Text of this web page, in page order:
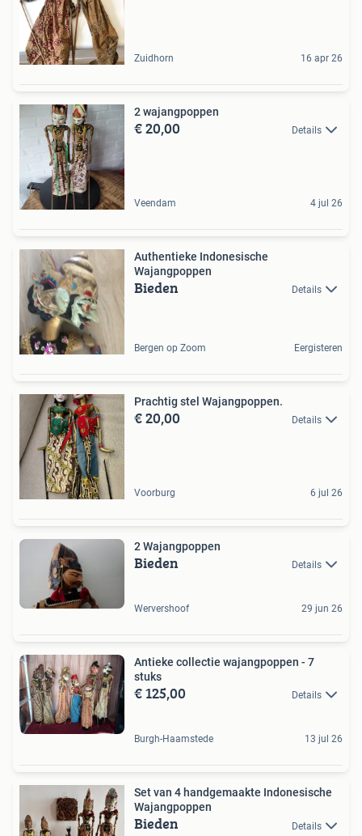
Zuidhorn 16 apr 26
2 wajangpoppen
€ 20,00 Details
Veendam 4 jul 26
Authentieke Indonesische
Wajangpoppen
Bieden Details
Bergen op Zoom Eergisteren
Prachtig stel Wajangpoppen.
€ 20,00 Details
Voorburg 6 jul 26
2 Wajangpoppen
Bieden Details
Wervershoof 29 jun 26
Antieke collectie wajangpoppen - 7
stuks
€ 125,00 Details
Burgh-Haamstede 13 jul 26
Set van 4 handgemaakte Indonesische
Wajangpoppen
Bieden Details